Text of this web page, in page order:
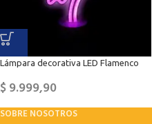
Lámpara decorativa LED Flamenco
$9.999,90
SOBRE NOSOTROS